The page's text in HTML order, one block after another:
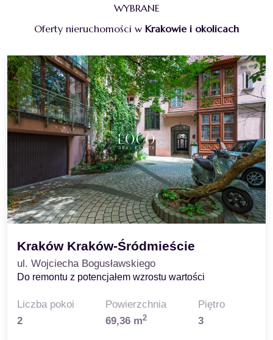
WYBRANE
Oferty nieruchomości w Krakowie i okolicach
Kraków Kraków-Śródmieście
ul. Wojciecha Bogusławskiego
Do remontu z potencjałem wzrostu wartości
Liczba pokoi
2
Powierzchnia
69,36 m2
Piętro
3